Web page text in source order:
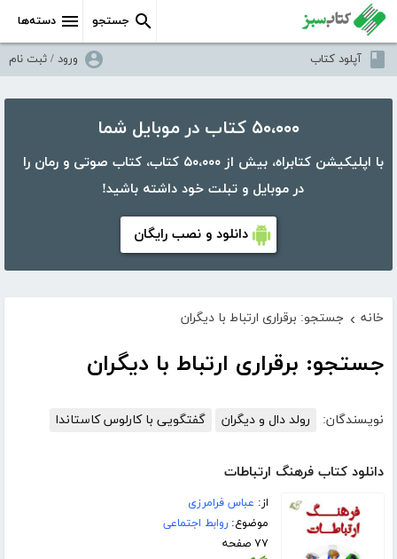
دسته‌ها جستجو
آپلود کتاب ورود / ثبت نام
۵۰،۰۰۰ کتاب در موبایل شما
با اپلیکیشن کتابراه، بیش از ۵۰،۰۰۰ کتاب، کتاب صوتی و رمان را
در موبایل و تبلت خود داشته باشید!
دانلود و نصب رایگان
خانه › جستجو: برقراری ارتباط با دیگران
جستجو: برقراری ارتباط با دیگران
نویسندگان: رولد دال و دیگران گفتگویی با کارلوس کاستاندا
دانلود کتاب فرهنگ ارتباطات
از: عباس فرامرزی
موضوع:روابط اجتماعی
۷۷ صفحه